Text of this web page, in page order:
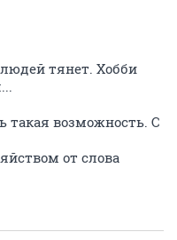
тянет. Хобби
такая возможность. С
от слова